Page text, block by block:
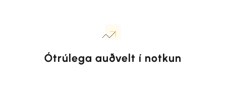
Ótrúlega auðvelt í notkun